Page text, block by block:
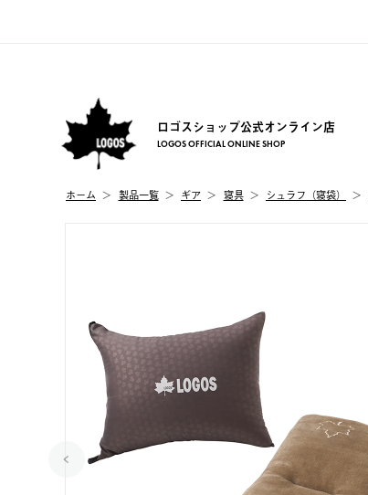
ロゴスショップ公式オンライン店
LOGOS OFFICIAL ONLINE SHOP
ホーム 製品⼀覧 ギア 寝具 シュラフ（寝袋）